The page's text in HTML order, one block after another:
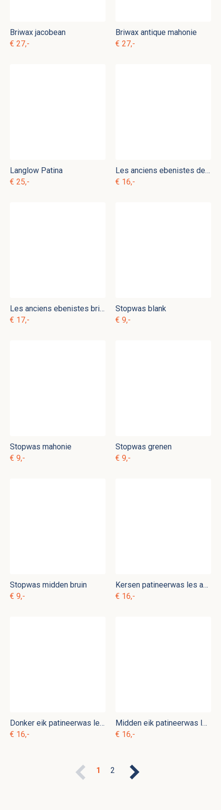
Briwax jacobean
€ 27,-
Briwax antique mahonie
€ 27,-
Langlow Patina
€ 25,-
Les anciens ebenistes desoxydant
€ 16,-
Les anciens ebenistes brillanteur
€ 17,-
Stopwas blank
€ 9,-
Stopwas mahonie
€ 9,-
Stopwas grenen
€ 9,-
Stopwas midden bruin
€ 9,-
Kersen patineerwas les anciens ebenistes
€ 16,-
Donker eik patineerwas les anciens ebenistes
€ 16,-
Midden eik patineerwas les anciens ebenistes
€ 16,-
1 2